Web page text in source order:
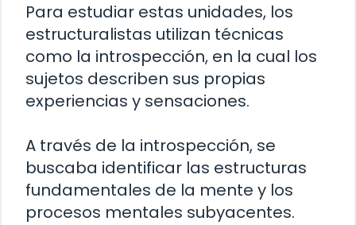
Para estudiar estas unidades, los
estructuralistas utilizan técnicas
como la introspección, en la cual los
sujetos describen sus propias
experiencias y sensaciones.
A través de la introspección, se
buscaba identificar las estructuras
fundamentales de la mente y los
procesos mentales subyacentes.